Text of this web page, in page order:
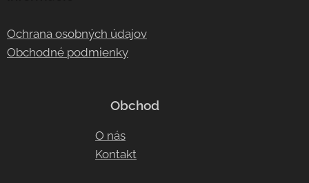
Ochrana osobných údajov
Obchodné podmienky
Obchod
O nás
Kontakt